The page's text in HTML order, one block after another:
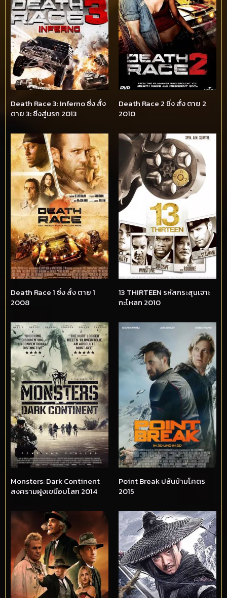
Death Race 3: Inferno ซิ่ง สั่ง
ตาย 3: ซิ่งสู่นรก 2013
Death Race 2 ซิ่ง สั่ง ตาย 2
2010
Death Race 1 ซิ่ง สั่ง ตาย 1
2008
13 THIRTEEN รหัสกระสุนเจาะ
กะโหลก 2010
Monsters: Dark Continent
สงครามฝูงเขมือบโลก 2014
Point Break ปล้นข้ามโคตร
2015